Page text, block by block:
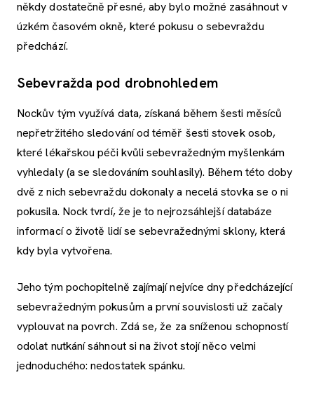
někdy dostatečně přesné, aby bylo možné zasáhnout v
úzkém časovém okně, které pokusu o sebevraždu
předchází.
Sebevražda pod drobnohledem
Nockův tým využívá data, získaná během šesti měsíců
nepřetržitého sledování od téměř šesti stovek osob,
které lékařskou péči kvůli sebevražedným myšlenkám
vyhledaly (a se sledováním souhlasily). Během této doby
dvě z nich sebevraždu dokonaly a necelá stovka se o ni
pokusila. Nock tvrdí, že je to nejrozsáhlejší databáze
informací o životě lidí se sebevražednými sklony, která
kdy byla vytvořena.
Jeho tým pochopitelně zajímají nejvíce dny předcházející
sebevražedným pokusům a první souvislosti už začaly
vyplouvat na povrch. Zdá se, že za sníženou schopností
odolat nutkání sáhnout si na život stojí něco velmi
jednoduchého: nedostatek spánku.